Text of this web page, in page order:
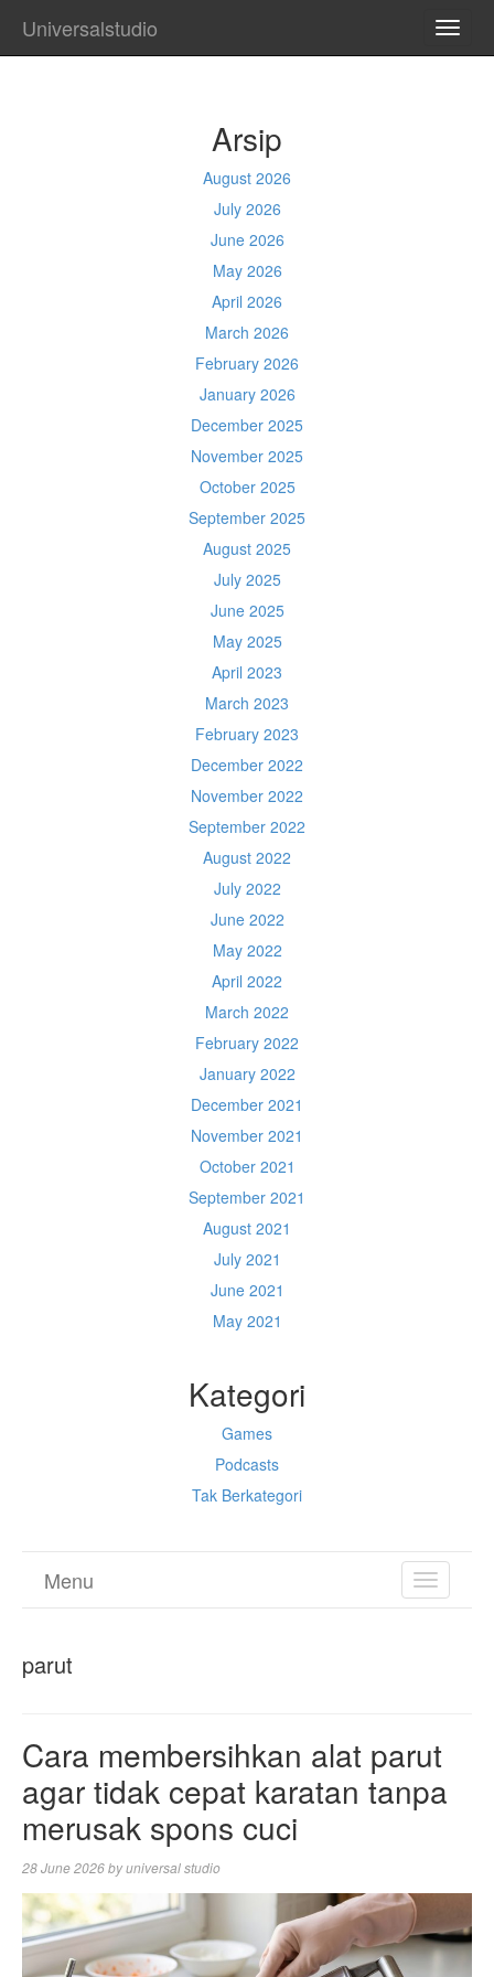
Universalstudio
Arsip
August 2026
July 2026
June 2026
May 2026
April 2026
March 2026
February 2026
January 2026
December 2025
November 2025
October 2025
September 2025
August 2025
July 2025
June 2025
May 2025
April 2023
March 2023
February 2023
December 2022
November 2022
September 2022
August 2022
July 2022
June 2022
May 2022
April 2022
March 2022
February 2022
January 2022
December 2021
November 2021
October 2021
September 2021
August 2021
July 2021
June 2021
May 2021
Kategori
Games
Podcasts
Tak Berkategori
TOGGLE
Menu
parut
Cara membersihkan alat parut
agar tidak cepat karatan tanpa
merusak spons cuci
28 June 2026byuniversal studio